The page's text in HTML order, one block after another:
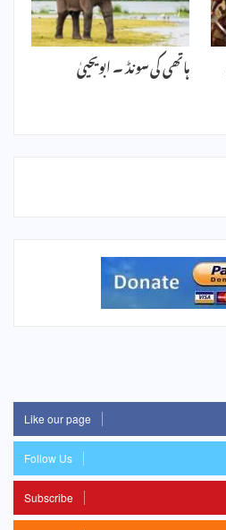
ہاتھی کی سونڈ ۔ ابویحییٰ
Like our page
Follow Us
Subscribe